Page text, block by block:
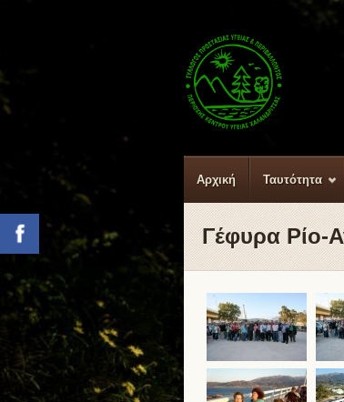
Αρχική Ταυτότητα
Γέφυρα Ρίο-
Facebook